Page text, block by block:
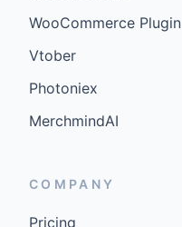
WooCommerce Plugin
Vtober
Photoniex
MerchmindAI
COMPANY
Pricing